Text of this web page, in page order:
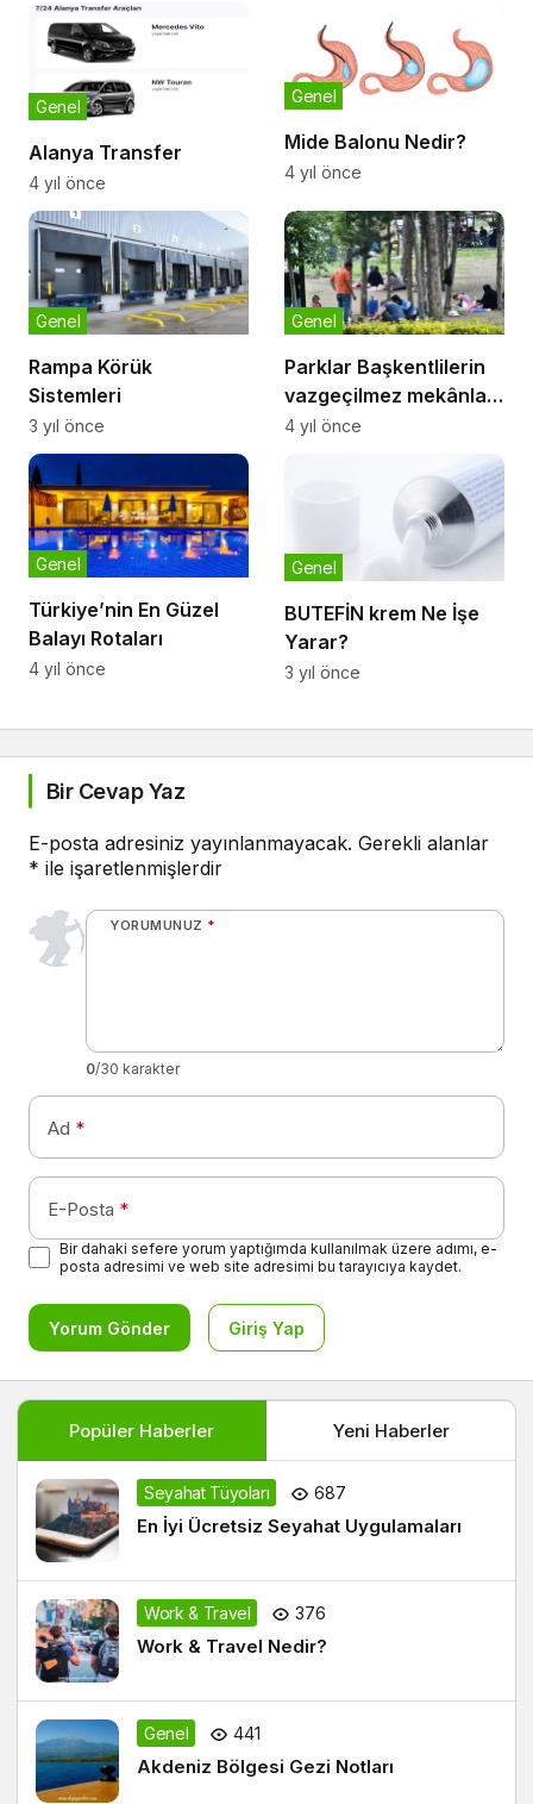
Alanya Transfer
Genel
4 yıl önce
Mide Balonu Nedir?
Genel
4 yıl önce
Rampa Körük
Sistemleri
Genel
3 yıl önce
Parklar Başkentlilerin
vazgeçilmez mekânları
oldu
Genel
4 yıl önce
Türkiye’nin En Güzel
Balayı Rotaları
Genel
4 yıl önce
BUTEFİN krem Ne İşe
Yarar?
Genel
3 yıl önce
Bir Cevap Yaz
E-posta adresiniz yayınlanmayacak. Gerekli alanlar
* ile işaretlenmişlerdir
YORUMUNUZ *
0/30 karakter
Ad *
E-Posta *
Bir dahaki sefere yorum yaptığımda kullanılmak üzere adımı, e-
posta adresimi ve web site adresimi bu tarayıcıya kaydet.
Yorum Gönder Giriş Yap
Popüler Haberler Yeni Haberler
Seyahat Tüyoları 687
En İyi Ücretsiz Seyahat Uygulamaları
Work & Travel 376
Work & Travel Nedir?
Genel 441
Akdeniz Bölgesi Gezi Notları